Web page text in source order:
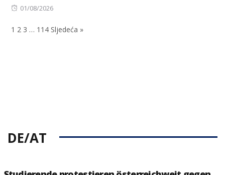
Posted
01/08/2026
1 2 3 … 114 Sljedeća »
DE/AT